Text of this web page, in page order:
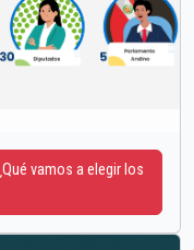
vamos a elegir los